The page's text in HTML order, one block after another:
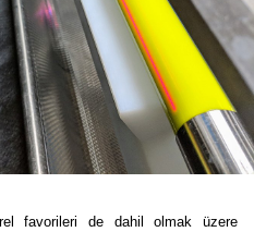
favorileri de dahil olmak üzere